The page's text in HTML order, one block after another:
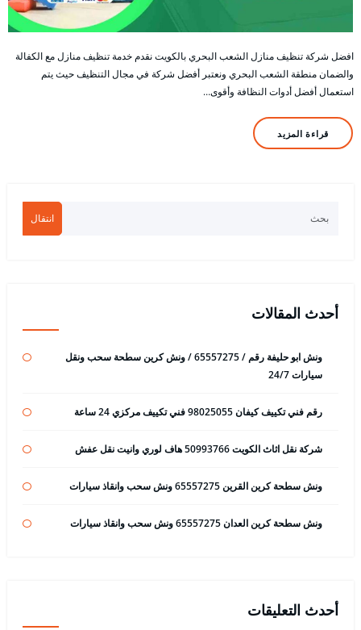
افضل شركة تنظيف منازل الشعب البحري بالكويت نقدم خدمة تنظيف منازل مع الكفالة
والضمان منطقة الشعب البحري ونعتبر أفضل شركة في مجال التنظيف حيث يتم
استعمال أفضل أدوات النظافة وأقوى…
قراءة المزيد
انتقال
أحدث المقالات
ونش ابو حليفة رقم / 65557275 / ونش كرين سطحة سحب ونقل
سيارات 24/7
رقم فني تكييف كيفان 98025055 فني تكييف مركزي 24 ساعة
شركة نقل اثاث الكويت 50993766 هاف لوري وانيت نقل عفش
ونش سطحة كرين القرين 65557275 ونش سحب وانقاذ سيارات
ونش سطحة كرين العدان 65557275 ونش سحب وانقاذ سيارات
أحدث التعليقات